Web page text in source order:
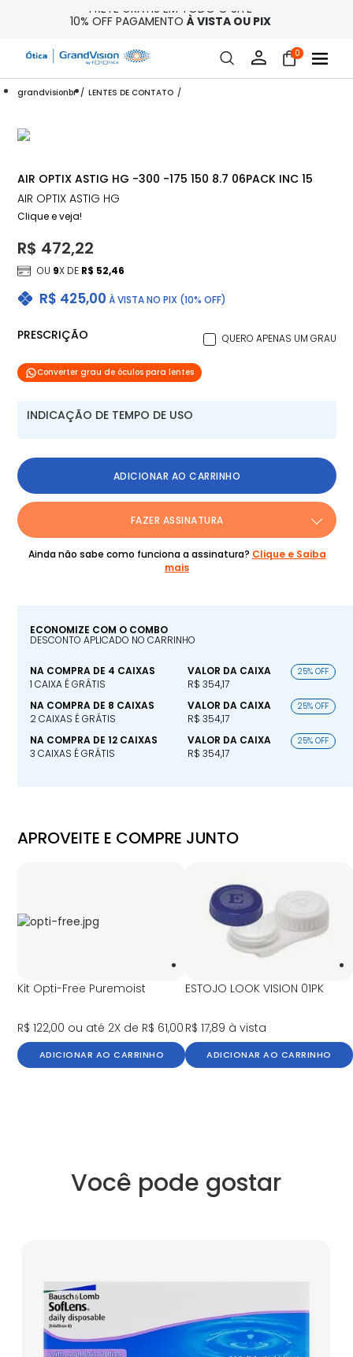
FRETE GRÁTIS EM TODO O SITE
10% OFF PAGAMENTO À VISTA OU PIX
15% OFF NA PRIMEIRA COMPRA (CONSULTE REGULAMENTO)
32% OFF NO COMBO - CONS. REG.
0
grandvisionbr LENTES DE CONTATO
AIR OPTIX ASTIG HG -300 -175 150 8.7 06PACK INC 15
AIR OPTIX ASTIG HG
Clique e veja!
R$ 425,00 À VISTA NO PIX (10% OFF)
R$ 472,22
OU 9X DE R$ 52,46
PRESCRIÇÃO QUERO APENAS UM GRAU
Converter grau de óculos para lentes
INDICAÇÃO DE TEMPO DE USO
ADICIONAR AO CARRINHO
FAZER ASSINATURA
Ainda não sabe como funciona a assinatura? Clique e Saiba
mais
ECONOMIZE COM O COMBO
DESCONTO APLICADO NO CARRINHO
NA COMPRA DE 4 CAIXAS
1 CAIXA É GRÁTIS
VALOR DA CAIXA
R$ 354,17
25% OFF
NA COMPRA DE 8 CAIXAS
2 CAIXAS É GRÁTIS
VALOR DA CAIXA
R$ 354,17
25% OFF
NA COMPRA DE 12 CAIXAS
3 CAIXAS É GRÁTIS
VALOR DA CAIXA
R$ 354,17
25% OFF
APROVEITE E COMPRE JUNTO
Kit Opti-Free Puremoist
R$ 122,00 ou até 2X de R$ 61,00
ADICIONAR AO CARRINHO
ESTOJO LOOK VISION 01PK
R$ 17,89 à vista
ADICIONAR AO CARRINHO
Você pode gostar